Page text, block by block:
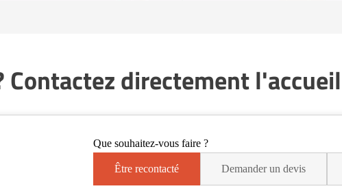
Contactez directement
Que souhaitez-vous faire ?
Être recontacté Demander un devis